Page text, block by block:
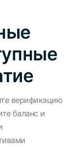
верификацию
баланс и